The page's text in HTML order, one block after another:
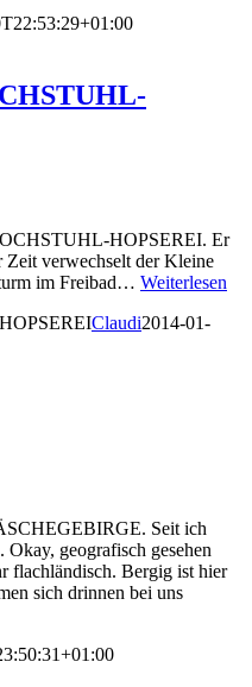
HOPSEREI. Er
verwechselt der Kleine
im Freibad… Weiterlesen
Claudi2014-01-
Seit ich
geografisch gesehen
flachländisch. Bergig ist hier
sich drinnen bei uns